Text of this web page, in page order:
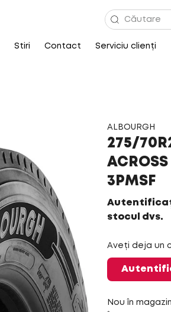
Stiri Contact Serviciu clienți
ALBOURGH
275/
3PMSF
stocul dvs.
Aveți deja un
Nou în